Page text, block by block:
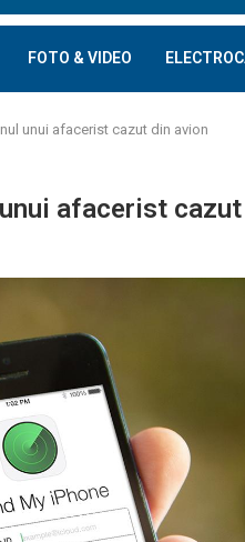
FOTO & VIDEO
unui afacerist cazut din avion
afacerist